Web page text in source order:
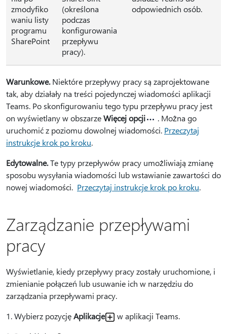
zmodyfiko
waniu listy
programu
SharePoint
(określona
podczas
konfigurowania
przepływu
pracy).
odpowiednich osób.
Warunkowe.Niektóre przepływy pracy są zaprojektowane
tak, aby działały na treści pojedynczej wiadomości aplikacji
Teams. Po skonfigurowaniu tego typu przepływu pracy jest
on wyświetlany w obszarzeWięcej opcji
. Można go
uruchomić z poziomu dowolnej wiadomości. Przeczytaj
instrukcje krok po kroku.
Edytowalne.Te typy przepływów pracy umożliwiają zmianę
sposobu wysyłania wiadomości lub wstawianie zawartości do
nowej wiadomości. Przeczytaj instrukcje krok po kroku.
Zarządzanie przepływami
pracy
Wyświetlanie, kiedy przepływy pracy zostały uruchomione, i
zmienianie połączeń lub usuwanie ich w narzędziu do
zarządzania przepływami pracy.
1. Wybierz pozycjęAplikacje
w aplikacji Teams.